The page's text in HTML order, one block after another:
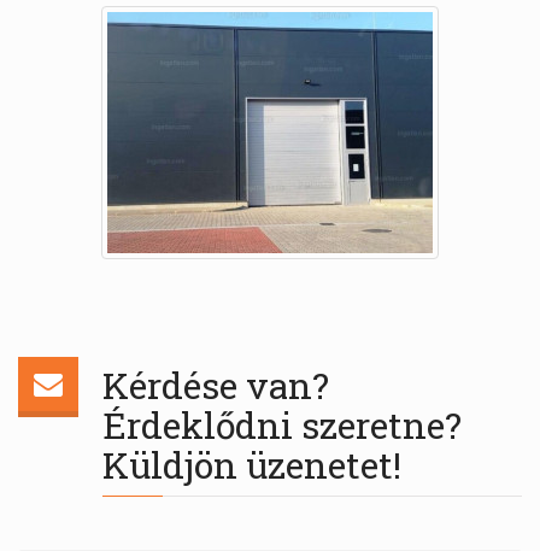
Kérdése van?
Érdeklődni szeretne?
Küldjön üzenetet!